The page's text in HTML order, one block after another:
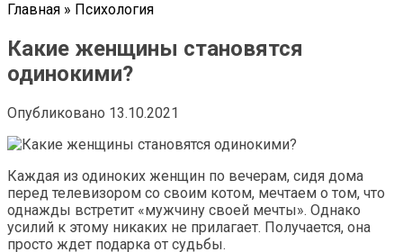
Главная » Психология
Какие женщины становятся
одинокими?
Опубликовано 13.10.2021
Каждая из одиноких женщин по вечерам, сидя дома
перед телевизором со своим котом, мечтаем о том, что
однажды встретит «мужчину своей мечты». Однако
усилий к этому никаких не прилагает. Получается, она
просто ждет подарка от судьбы.